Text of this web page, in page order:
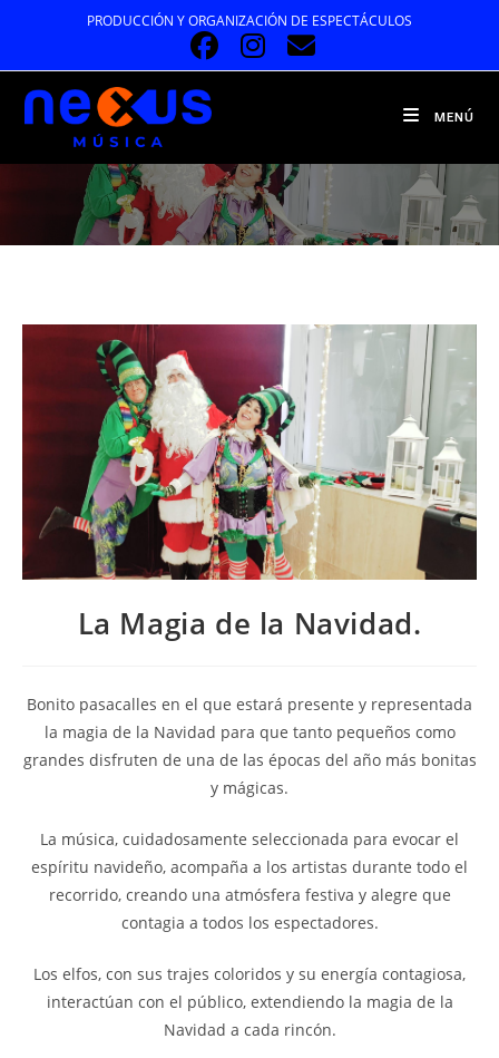
contenido
PRODUCCIÓN Y ORGANIZACIÓN DE ESPECTÁCULOS
MENÚ
La Magia de la Navidad.
Bonito pasacalles en el que estará presente y representada
la magia de la Navidad para que tanto pequeños como
grandes disfruten de una de las épocas del año más bonitas
y mágicas.
La música, cuidadosamente seleccionada para evocar el
espíritu navideño, acompaña a los artistas durante todo el
recorrido, creando una atmósfera festiva y alegre que
contagia a todos los espectadores.
Los elfos, con sus trajes coloridos y su energía contagiosa,
interactúan con el público, extendiendo la magia de la
Navidad a cada rincón.